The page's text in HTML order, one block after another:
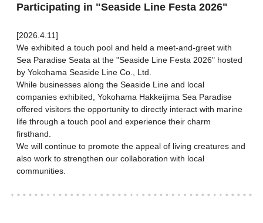
Participating in "Seaside Line Festa 2026"
[2026.4.11]
We exhibited a touch pool and held a meet-and-greet with
Sea Paradise Seata at the "Seaside Line Festa 2026" hosted
by Yokohama Seaside Line Co., Ltd.
While businesses along the Seaside Line and local
companies exhibited, Yokohama Hakkeijima Sea Paradise
offered visitors the opportunity to directly interact with marine
life through a touch pool and experience their charm
firsthand.
We will continue to promote the appeal of living creatures and
also work to strengthen our collaboration with local
communities.